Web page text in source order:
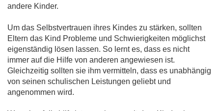
andere Kinder.
Um das Selbstvertrauen ihres Kindes zu stärken, sollten
Eltern das Kind Probleme und Schwierigkeiten möglichst
eigenständig lösen lassen. So lernt es, dass es nicht
immer auf die Hilfe von anderen angewiesen ist.
Gleichzeitig sollten sie ihm vermitteln, dass es unabhängig
von seinen schulischen Leistungen geliebt und
angenommen wird.